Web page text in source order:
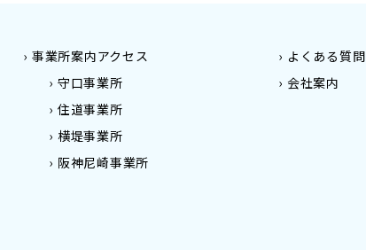
事業所案内アクセス
守口事業所
住道事業所
横堤事業所
阪神尼崎事業所
よくある質問
会社案内